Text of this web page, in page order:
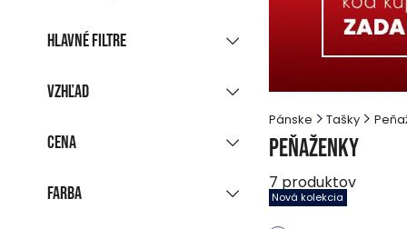
Pánske Tašky
Peňaženky
7 produktov
Nová kolekcia
Hlavné filtre
Posledné kusy
Vzhľad
Cena
Farba